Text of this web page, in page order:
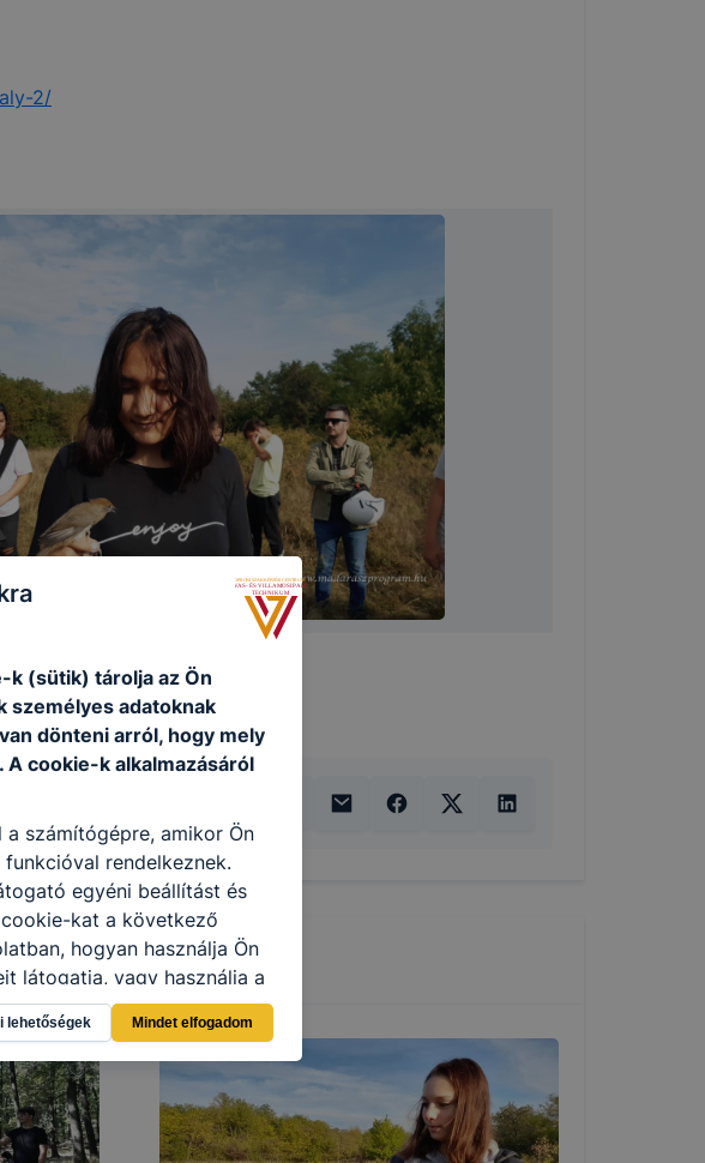
2/
k (sütik) tárolja az Ön
személyes adatoknak
dönteni arról, hogy mely
A cookie-k alkalmazásáról
számítógépre, amikor Ön
rendelkeznek.
egyéni beállítást és
kat a következő
hogyan használja Ön
látogatja, vagy használja a
még jobb felhasználói
Hogyan
Minden modern böngésző
A legtöbb beállításként
tulajdonképpen, mivel
megállapítása
lehetőségek Mindet elfogadom